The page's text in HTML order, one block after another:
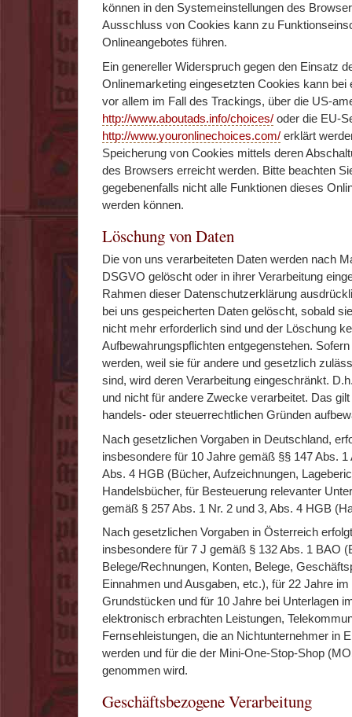
können in den Systemeinstellungen des
Ausschluss von Cookies kann zu
Onlineangebotes führen.
Ein genereller Widerspruch gegen den Einsatz
Onlinemarketing eingesetzten Cookies kann bei
vor allem im Fall des Trackings, über die US-
http://www.aboutads.info/choices/ oder die EU-
http://www.youronlinechoices.com/ erklärt
Speicherung von Cookies mittels deren
des Browsers erreicht werden. Bitte beachten
gegebenenfalls nicht alle Funktionen dieses
werden können.
Löschung von Daten
Die von uns verarbeiteten Daten werden nach
DSGVO gelöscht oder in ihrer Verarbeitung
Rahmen dieser Datenschutzerklärung
bei uns gespeicherten Daten gelöscht, sobald
nicht mehr erforderlich sind und der Löschung
Aufbewahrungspflichten entgegenstehen.
werden, weil sie für andere und gesetzlich
sind, wird deren Verarbeitung eingeschränkt.
und nicht für andere Zwecke verarbeitet. Das
handels- oder steuerrechtlichen Gründen
Nach gesetzlichen Vorgaben in Deutschland,
insbesondere für 10 Jahre gemäß §§ 147 Abs.
Abs. 4 HGB (Bücher, Aufzeichnungen,
Handelsbücher, für Besteuerung relevanter
gemäß § 257 Abs. 1 Nr. 2 und 3, Abs. 4 HGB
Nach gesetzlichen Vorgaben in Österreich
insbesondere für 7 J gemäß § 132 Abs. 1 BAO
Belege/Rechnungen, Konten, Belege,
Einnahmen und Ausgaben, etc.), für 22 Jahre
Grundstücken und für 10 Jahre bei Unterlagen
elektronisch erbrachten Leistungen,
Fernsehleistungen, die an Nichtunternehmer in
werden und für die der Mini-One-Stop-Shop
genommen wird.
Geschäftsbezogene Verarbeitung